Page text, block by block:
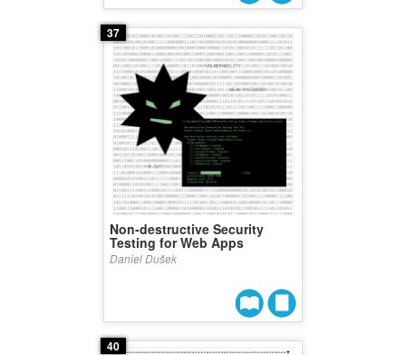
37
Non-destructive Security
Testing for Web Apps
Daniel Dušek
40